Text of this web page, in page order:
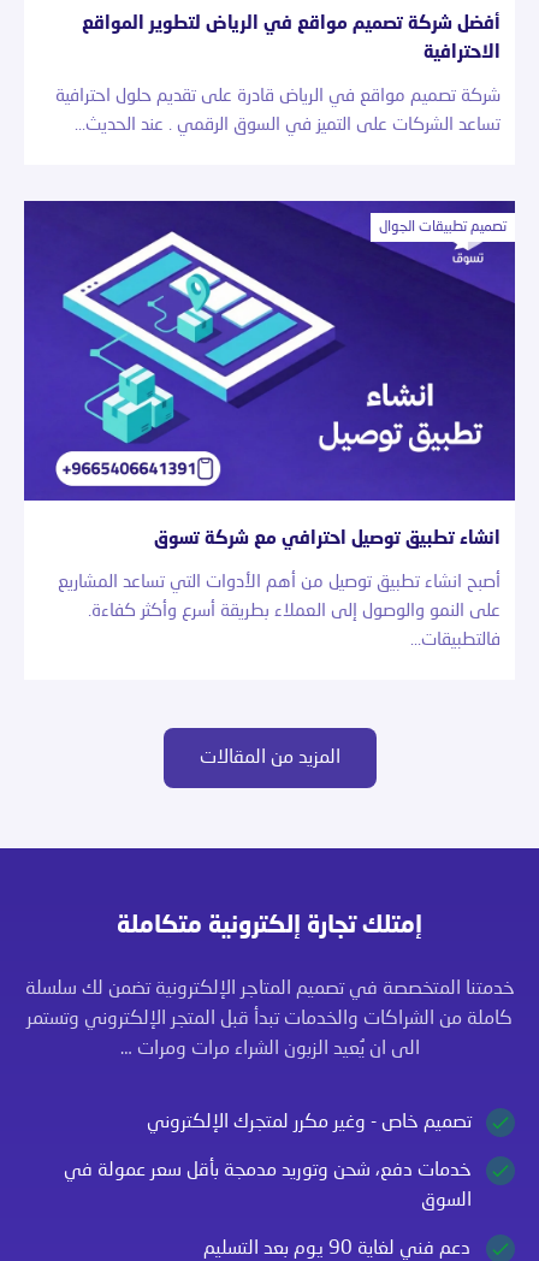
أفضل شركة تصميم مواقع في الرياض لتطوير المواقع
الاحترافية
شركة تصميم مواقع في الرياض قادرة على تقديم حلول احترافية
تساعد الشركات على التميز في السوق الرقمي . عند الحديث…
تصميم تطبيقات الجوال
انشاء تطبيق توصيل احترافي مع شركة تسوق
أصبح انشاء تطبيق توصيل من أهم الأدوات التي تساعد المشاريع
على النمو والوصول إلى العملاء بطريقة أسرع وأكثر كفاءة.
فالتطبيقات…
المزيد من المقالات
إمتلك تجارة إلكترونية متكاملة
خدمتنا المتخصصة في تصميم المتاجر الإلكترونية تضمن لك سلسلة
كاملة من الشراكات والخدمات تبدأ قبل المتجر الإلكتروني وتستمر
الى ان يُعيد الزبون الشراء مرات ومرات …
تصميم خاص - وغير مكرر لمتجرك الإلكتروني
خدمات دفع، شحن وتوريد مدمجة بأقل سعر عمولة في
السوق
دعم فني لغاية 90 يوم بعد التسليم